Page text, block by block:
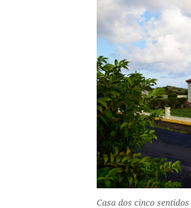
Casa dos cinco sentidos